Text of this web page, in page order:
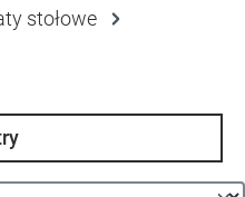
stołowe